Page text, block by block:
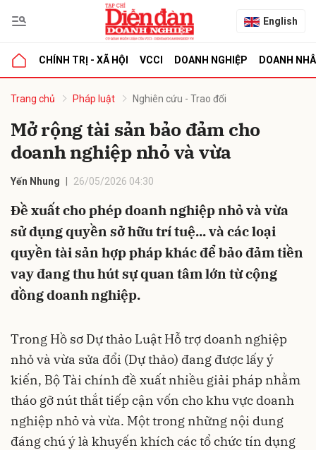
English
CHÍNH TRỊ - XÃ HỘI VCCI DOANH NGHIỆP DOANH
Trang chủ Pháp luật Nghiên cứu - Trao đổi
Mở rộng tài sản bảo đảm cho
doanh nghiệp nhỏ và vừa
Yến Nhung 26/05/2026 04:30
Đề xuất cho phép doanh nghiệp nhỏ và vừa
sử dụng quyền sở hữu trí tuệ... và các loại
quyền tài sản hợp pháp khác để bảo đảm tiền
vay đang thu hút sự quan tâm lớn từ cộng
đồng doanh nghiệp.
Trong Hồ sơ Dự thảo Luật Hỗ trợ doanh nghiệp
nhỏ và vừa sửa đổi (Dự thảo) đang được lấy ý
kiến, Bộ Tài chính đề xuất nhiều giải pháp nhằm
tháo gỡ nút thắt tiếp cận vốn cho khu vực doanh
nghiệp nhỏ và vừa. Một trong những nội dung
đáng chú ý là khuyến khích các tổ chức tín dụng
luận
Hủy